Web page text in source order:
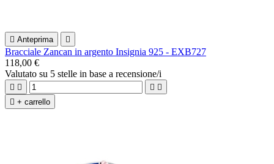
 Anteprima 
Bracciale Zancan in argento Insignia 925 - EXB727
118,00 €
Valutato su 5 stelle in base a recensione/i
   
 + carrello